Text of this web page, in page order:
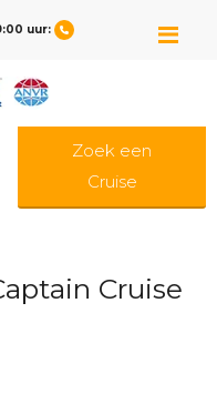
uur:
Zoek een
Cruise
Cruise